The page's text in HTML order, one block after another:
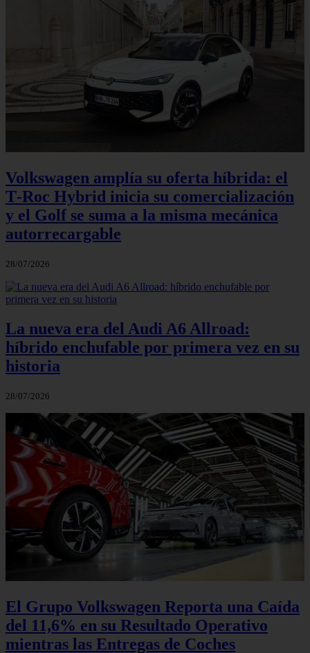
Volkswagen amplía su oferta híbrida: el
T‑Roc Hybrid inicia su comercialización
y el Golf se suma a la misma mecánica
autorrecargable
28/07/2026
La nueva era del Audi A6 Allroad:
híbrido enchufable por primera vez en su
historia
28/07/2026
El Grupo Volkswagen Reporta una Caída
del 11,6% en su Resultado Operativo
mientras las Entregas de Coches